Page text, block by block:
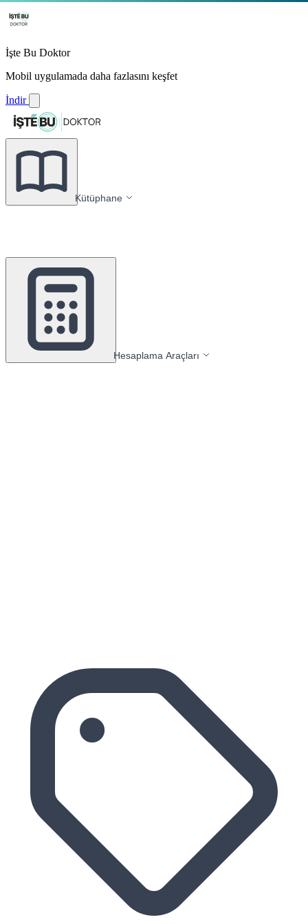
İşte Bu Doktor
Mobil uygulamada daha fazlasını keşfet
İndir
Kütüphane
Hesaplama Araçları